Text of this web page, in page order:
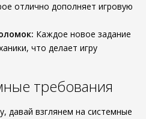
отлично дополняет игровую
Каждое новое задание
что делает игру
требования
давай взглянем на системные